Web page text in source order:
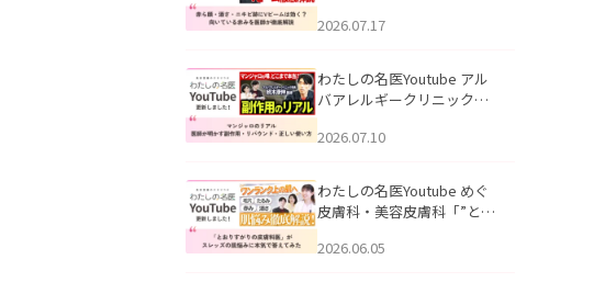
跡にVビームは効く？向いて
説」を公開いたしました。
2026.07.17
わたしの名医Youtube アル
バアレルギークリニック札
医師が明かす副作用・リバ
公開いたしました。
2026.07.10
わたしの名医Youtube めぐ
皮膚科・美容皮膚科「”とお
ッズの肌悩みに本気で答え
2026.06.05